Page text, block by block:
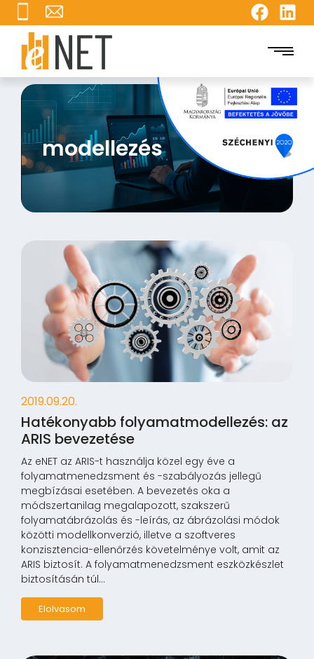
modellezés
2019.09.20.
Hatékonyabb folyamatmodellezés: az
ARIS bevezetése
Az eNET az ARIS-t használja közel egy éve a
folyamatmenedzsment és -szabályozás jellegű
megbízásai esetében. A bevezetés oka a
módszertanilag megalapozott, szakszerű
folyamatábrázolás és -leírás, az ábrázolási módok
közötti modellkonverzió, illetve a szoftveres
konzisztencia-ellenőrzés követelménye volt, amit az
ARIS biztosít. A folyamatmenedzsment eszközkészlet
biztosításán túl...
Elolvasom